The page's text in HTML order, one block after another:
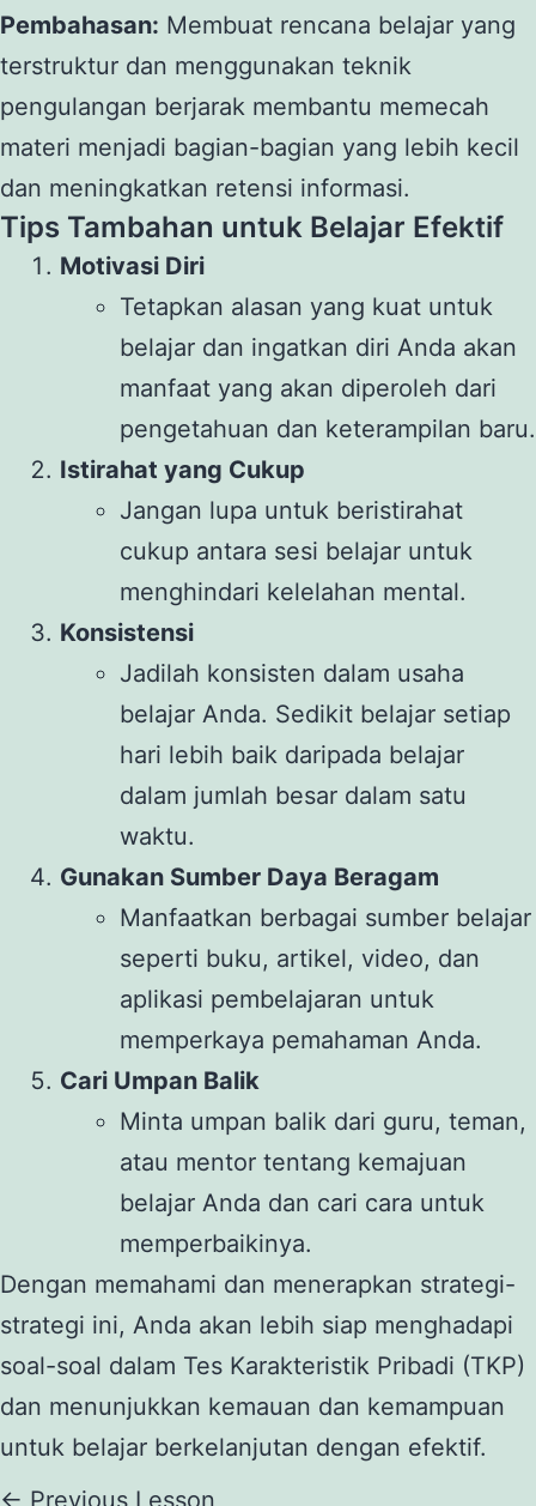
Pembahasan: Membuat rencana belajar yang
terstruktur dan menggunakan teknik
pengulangan berjarak membantu memecah
materi menjadi bagian-bagian yang lebih kecil
dan meningkatkan retensi informasi.
Tips Tambahan untuk Belajar Efektif
Motivasi Diri
Tetapkan alasan yang kuat untuk
belajar dan ingatkan diri Anda akan
manfaat yang akan diperoleh dari
pengetahuan dan keterampilan baru.
Istirahat yang Cukup
Jangan lupa untuk beristirahat
cukup antara sesi belajar untuk
menghindari kelelahan mental.
Konsistensi
Jadilah konsisten dalam usaha
belajar Anda. Sedikit belajar setiap
hari lebih baik daripada belajar
dalam jumlah besar dalam satu
waktu.
Gunakan Sumber Daya Beragam
Manfaatkan berbagai sumber belajar
seperti buku, artikel, video, dan
aplikasi pembelajaran untuk
memperkaya pemahaman Anda.
Cari Umpan Balik
Minta umpan balik dari guru, teman,
atau mentor tentang kemajuan
belajar Anda dan cari cara untuk
memperbaikinya.
Dengan memahami dan menerapkan strategi-
strategi ini, Anda akan lebih siap menghadapi
soal-soal dalam Tes Karakteristik Pribadi (TKP)
dan menunjukkan kemauan dan kemampuan
untuk belajar berkelanjutan dengan efektif.
← Previous Lesson